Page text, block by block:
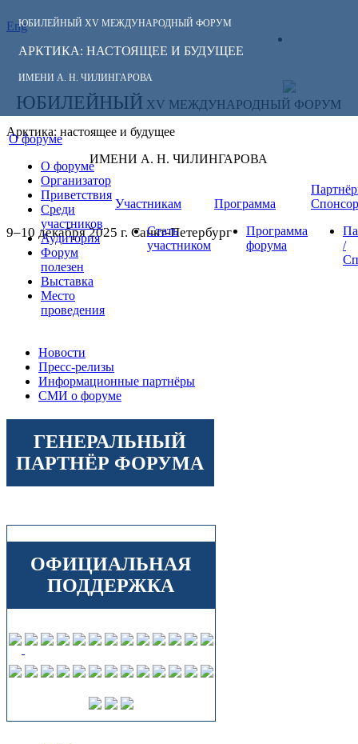
ЮБИЛЕЙНЫЙ XV МЕЖДУНАРОДНЫЙ ФОРУМ
АРКТИКА: НАСТОЯЩЕЕ И БУДУЩЕЕ
ИМЕНИ А. Н. ЧИЛИНГАРОВА
Eng
СЛЕДИТЕ ЗА
НОВОСТЯМИ
ФОРУМА:
ЮБИЛЕЙНЫЙ XV МЕЖДУНАРОДНЫЙ ФОРУМ
Арктика: настоящее и будущее
ИМЕНИ А. Н. ЧИЛИНГАРОВА
9–10 декабря 2025 г. Санкт-Петербург
О форуме
О форуме
Организатор
Приветствия
Среди
участников
Аудитория
Форум
полезен
Выставка
Место
проведения
Участникам
Стать
участником
Программа
Программа
форума
/
Новости
Пресс-релизы
Информационные партнёры
СМИ о форуме
ГЕНЕРАЛЬНЫЙ
ПАРТНЁР ФОРУМА
ОФИЦИАЛЬНАЯ
ПОДДЕРЖКА